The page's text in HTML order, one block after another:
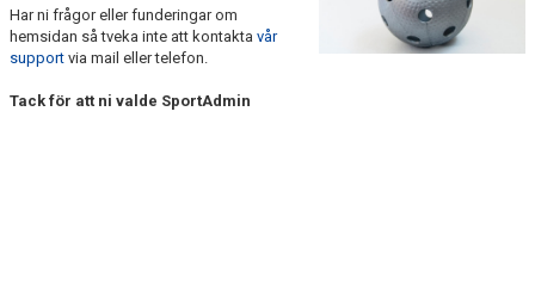
MATCHER
Har ni frågor eller funderingar om
hemsidan så tveka inte att kontakta vår
support via mail eller telefon.
Tack för att ni valde SportAdmin